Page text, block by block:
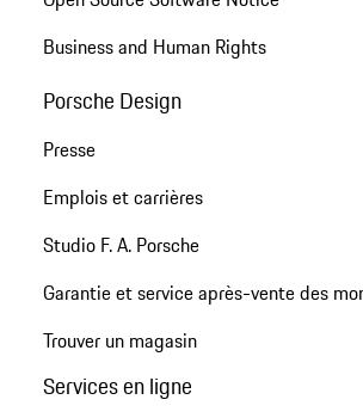
Business and Human Rights
Porsche Design
Presse
Emplois et carrières
Studio F. A. Porsche
Garantie et service après-vente des
Trouver un magasin
Services en ligne